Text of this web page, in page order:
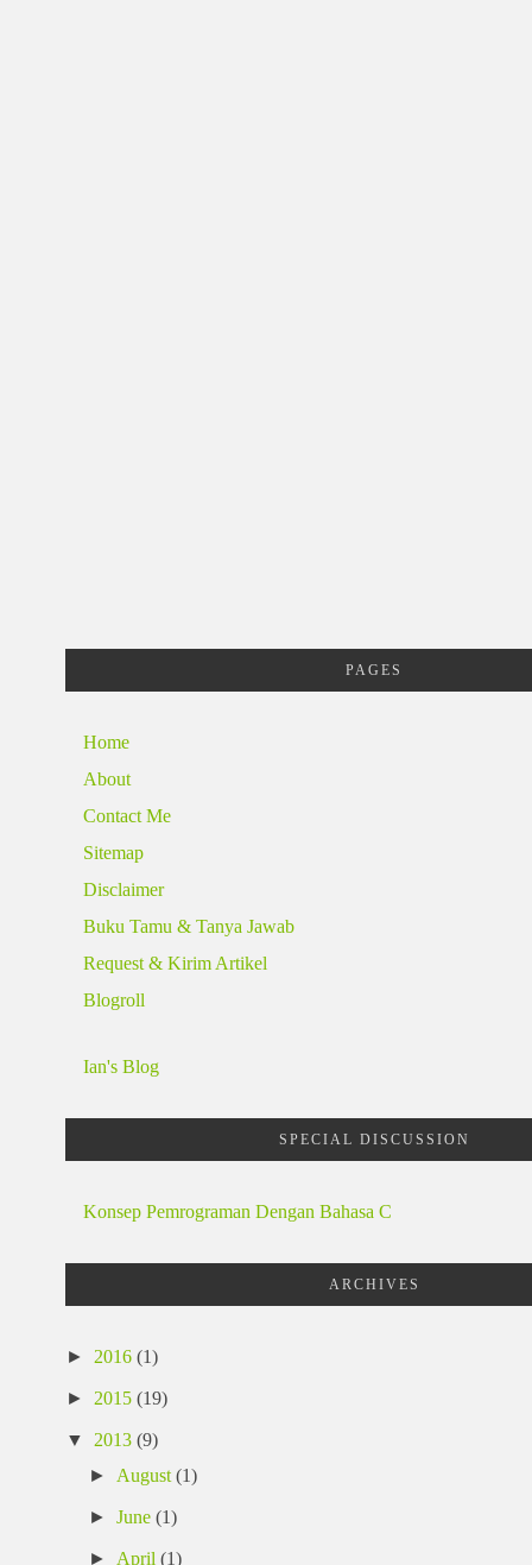
PAGES
Home
About
Contact Me
Sitemap
Disclaimer
Buku Tamu & Tanya Jawab
Request & Kirim Artikel
Blogroll
Ian's Blog
SPECIAL DISCUSSION
Konsep Pemrograman Dengan Bahasa C
ARCHIVES
► 2016 (1)
► 2015 (19)
▼ 2013 (9)
► August(1)
►June(1)
► April(1)